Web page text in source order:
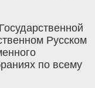
Русском
по всему